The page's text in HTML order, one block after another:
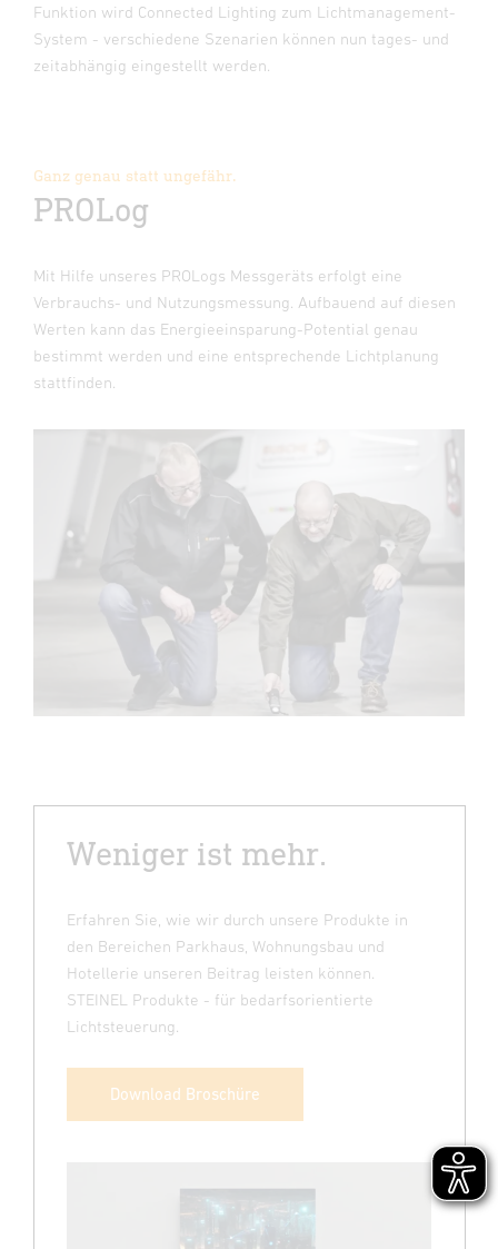
Funktion wird Connected Lighting zum Licht­management-
System - verschiedene Szenarien können nun tages- und
zeitabhängig eingestellt werden.
Ganz genau statt ungefähr.
PROLog
Mit Hilfe unseres PROLogs Messgeräts erfolgt eine
Verbrauchs- und Nutzungsmessung. Aufbauend auf diesen
Werten kann das Energieeinsparung-Potential genau
bestimmt werden und eine entsprechende Lichtplanung
stattfinden.
Weniger ist mehr.
Erfahren Sie, wie wir durch unsere Produkte in
den Bereichen Parkhaus, Wohnungsbau und
Hotellerie unseren Beitrag leisten können.
STEINEL Produkte - für bedarfsorientierte
Lichtsteuerung.
Download Broschüre